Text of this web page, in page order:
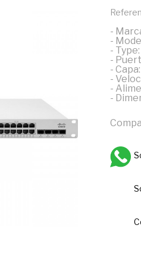
-
-
-
-
-
-
-
-